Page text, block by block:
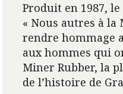
Produit en 1987,
« Nous autres à la
rendre hommage
aux hommes qui
Miner Rubber, la
de l’histoire de